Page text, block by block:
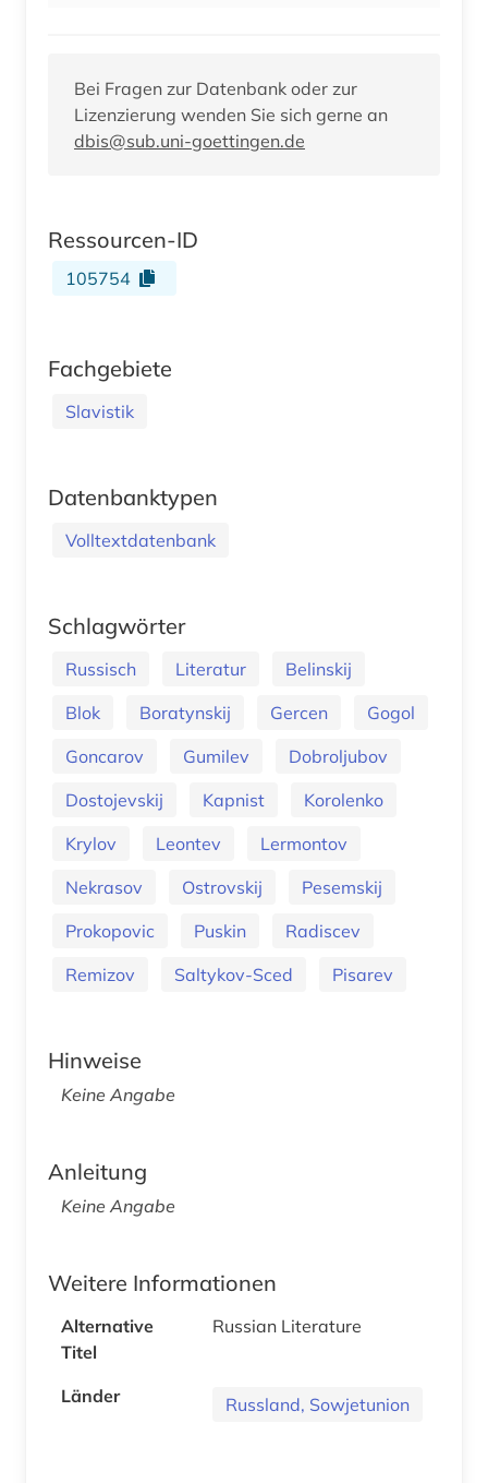
Bei Fragen zur Datenbank oder zur
Lizenzierung wenden Sie sich gerne an
dbis@sub.uni-goettingen.de
Ressourcen-ID
105754
Fachgebiete
Slavistik
Datenbanktypen
Volltextdatenbank
Schlagwörter
Russisch Literatur
Belinskij
Blok
Boratynskij Gercen
Gogol
Goncarov
Gumilev
Dobroljubov
Dostojevskij
Kapnist
Korolenko
Krylov
Leontev
Lermontov
Nekrasov
Ostrovskij
Pesemskij
Prokopovic
Puskin
Radiscev
Remizov
Saltykov-Sced Pisarev
Hinweise
Keine Angabe
Anleitung
Keine Angabe
Weitere Informationen
Alternative
Titel
Russian Literature
Länder Russland, Sowjetunion